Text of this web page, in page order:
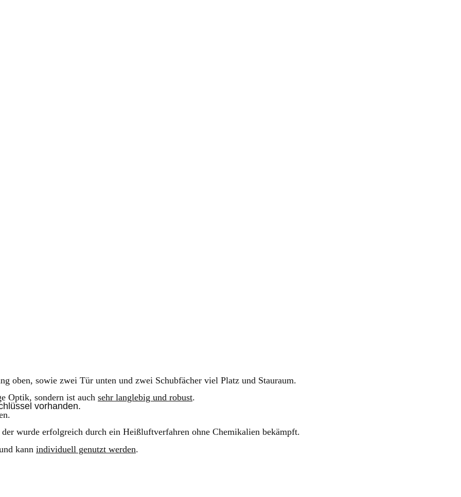
oben, sowie zwei Tür unten und zwei Schubfächer viel Platz und Stauraum.
Optik, sondern ist auch sehr langlebig und robust.
vorhanden.
der wurde erfolgreich durch ein Heißluftverfahren ohne Chemikalien bekämpft.
kann individuell genutzt werden.